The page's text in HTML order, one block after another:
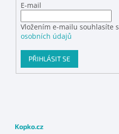
E-mail
Vložením e-mailu souhlasíte s
osobních údajů
PŘIHLÁSIT SE
Kopko.cz